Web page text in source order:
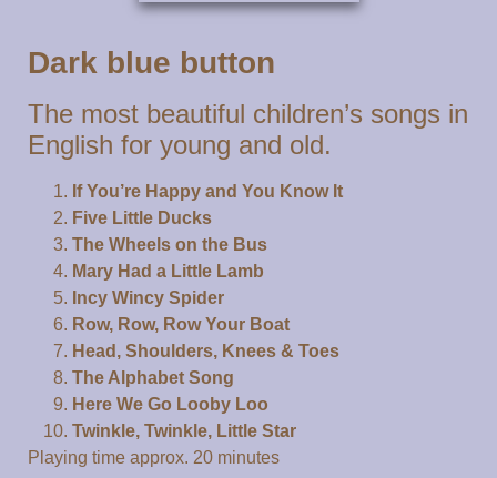
Dark blue button
The most beautiful children’s songs in
English for young and old.
If You’re Happy and You Know It
Five Little Ducks
The Wheels on the Bus
Mary Had a Little Lamb
Incy Wincy Spider
Row, Row, Row Your Boat
Head, Shoulders, Knees & Toes
The Alphabet Song
Here We Go Looby Loo
Twinkle, Twinkle, Little Star
Playing time approx. 20 minutes